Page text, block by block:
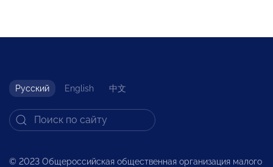
Русский English 中文
© 2023 Общероссийская общественная организация малого